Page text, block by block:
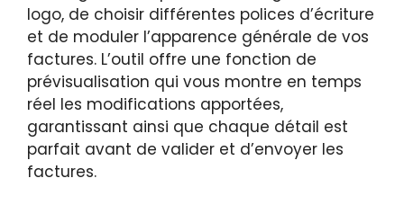
logo, de choisir différentes polices d’écriture
et de moduler l’apparence générale de vos
factures. L’outil offre une fonction de
prévisualisation qui vous montre en temps
réel les modifications apportées,
garantissant ainsi que chaque détail est
parfait avant de valider et d’envoyer les
factures.